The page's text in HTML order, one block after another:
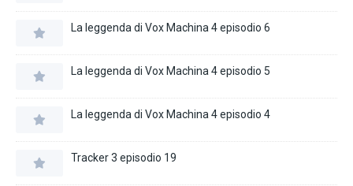
La leggenda di Vox Machina 4 episodio 6
La leggenda di Vox Machina 4 episodio 5
La leggenda di Vox Machina 4 episodio 4
Tracker 3 episodio 19